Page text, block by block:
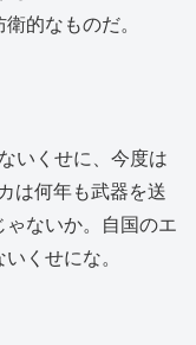
的なものだ。
いくせに、今度は
は何年も武器を送
ないか。自国のエ
くせにな。